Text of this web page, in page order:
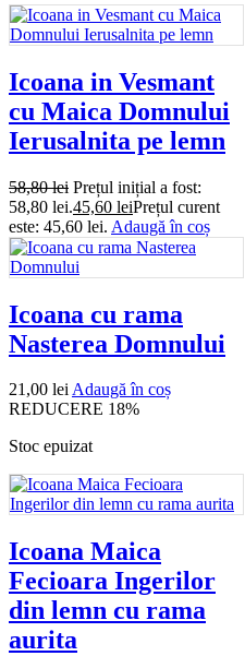
Icoana in Vesmant
cu Maica Domnului
Ierusalnita pe lemn
58,80lei Prețul inițial a fost:
58,80 lei.45,60 leiPrețul curent
este: 45,60 lei. Adaugă în coș
Icoana cu rama
Nasterea Domnului
21,00 leiAdaugă în coș
REDUCERE 18%
Stoc epuizat
Icoana Maica
Fecioara Ingerilor
din lemn cu rama
aurita